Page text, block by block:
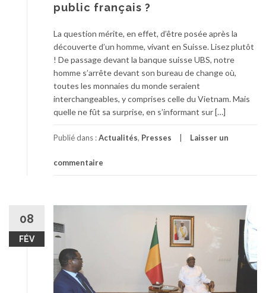
public français ?
La question mérite, en effet, d’être posée après la
découverte d’un homme, vivant en Suisse. Lisez plutôt
! De passage devant la banque suisse UBS, notre
homme s’arrête devant son bureau de change où,
toutes les monnaies du monde seraient
interchangeables, y comprises celle du Vietnam. Mais
quelle ne fût sa surprise, en s’informant sur […]
Publié dans :Actualités, Presses Laisser un
commentaire
08
FÉV